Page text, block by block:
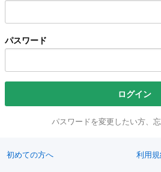
パスワード
ログイン
パスワードを変更したい方、
初めての方へ 利用規